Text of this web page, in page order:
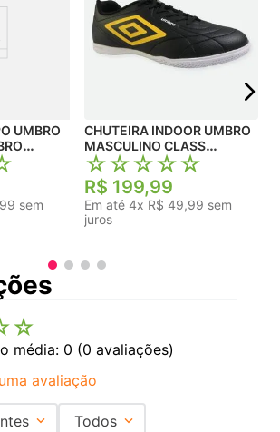
UMBRO
99 sem
CHUTEIRA INDOOR UMBRO
MASCULINO CLASS
FOOTBALLER
☆☆☆☆☆
R$ 199,99
Em até 4x R$ 49,99 sem
juros
☆
média: 0 (0 avaliações)
avaliação
Todos